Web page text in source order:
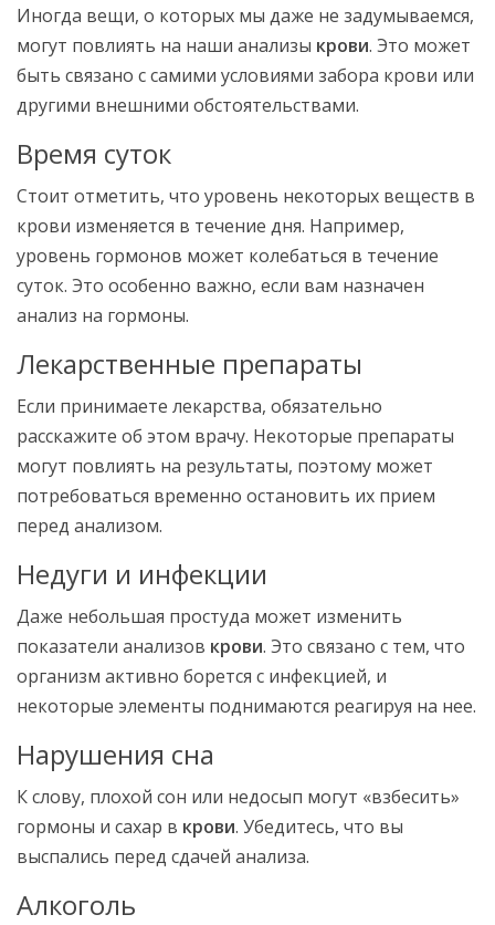
Иногда вещи, о которых мы даже не задумываемся,
могут повлиять на наши анализы крови. Это может
быть связано с самими условиями забора крови или
другими внешними обстоятельствами.
Время суток
Стоит отметить, что уровень некоторых веществ в
крови изменяется в течение дня. Например,
уровень гормонов может колебаться в течение
суток. Это особенно важно, если вам назначен
анализ на гормоны.
Лекарственные препараты
Если принимаете лекарства, обязательно
расскажите об этом врачу. Некоторые препараты
могут повлиять на результаты, поэтому может
потребоваться временно остановить их прием
перед анализом.
Недуги и инфекции
Даже небольшая простуда может изменить
показатели анализов крови. Это связано с тем, что
организм активно борется с инфекцией, и
некоторые элементы поднимаются реагируя на нее.
Нарушения сна
К слову, плохой сон или недосып могут «взбесить»
гормоны и сахар в крови. Убедитесь, что вы
выспались перед сдачей анализа.
Алкоголь